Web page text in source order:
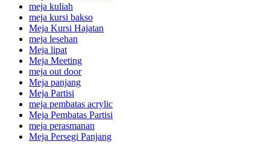
meja kuliah
meja kursi bakso
Meja Kursi Hajatan
meja lesehan
Meja lipat
Meja Meeting
meja out door
Meja panjang
Meja Partisi
meja pembatas acrylic
Meja Pembatas Partisi
meja perasmanan
Meja Persegi Panjang